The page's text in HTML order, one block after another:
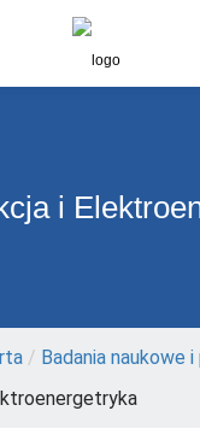
i
/ Badania naukowe i